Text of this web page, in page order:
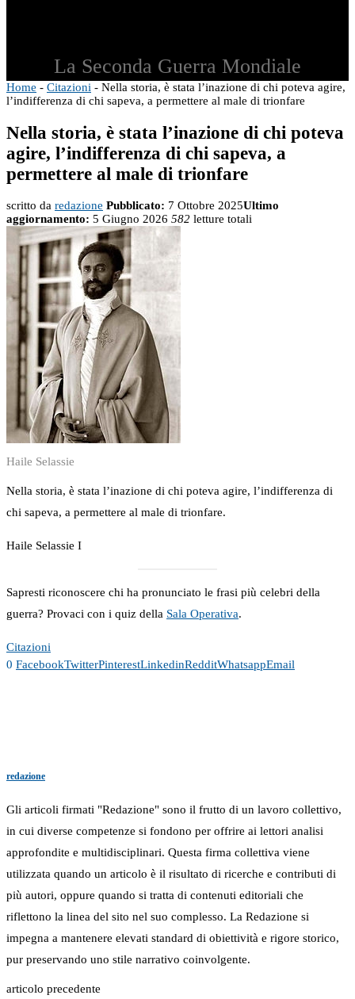
La Seconda Guerra Mondiale
Home - Citazioni - Nella storia, è stata l’inazione di chi poteva agire,
l’indifferenza di chi sapeva, a permettere al male di trionfare
Nella storia, è stata l’inazione di chi poteva
agire, l’indifferenza di chi sapeva, a
permettere al male di trionfare
scritto da redazione Pubblicato: 7 Ottobre 2025Ultimo
aggiornamento: 5 Giugno 2026 582 letture totali
Haile Selassie
Nella storia, è stata l’inazione di chi poteva agire, l’indifferenza di
chi sapeva, a permettere al male di trionfare.
Haile Selassie I
Sapresti riconoscere chi ha pronunciato le frasi più celebri della
guerra? Provaci con i quiz della Sala Operativa.
Citazioni
0 FacebookTwitterPinterestLinkedinRedditWhatsappEmail
redazione
Gli articoli firmati "Redazione" sono il frutto di un lavoro collettivo,
in cui diverse competenze si fondono per offrire ai lettori analisi
approfondite e multidisciplinari. Questa firma collettiva viene
utilizzata quando un articolo è il risultato di ricerche e contributi di
più autori, oppure quando si tratta di contenuti editoriali che
riflettono la linea del sito nel suo complesso. La Redazione si
impegna a mantenere elevati standard di obiettività e rigore storico,
pur preservando uno stile narrativo coinvolgente.
articolo precedente